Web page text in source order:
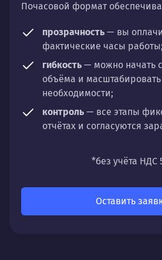
Почасовой формат
прозрачность — вы
фактические часы работы;
гибкость — можно начать
объёма и
необходимости;
контроль — все этапы
отчётах и согласуются
направлений: стратегии,
*без учёта НДС
Оставить